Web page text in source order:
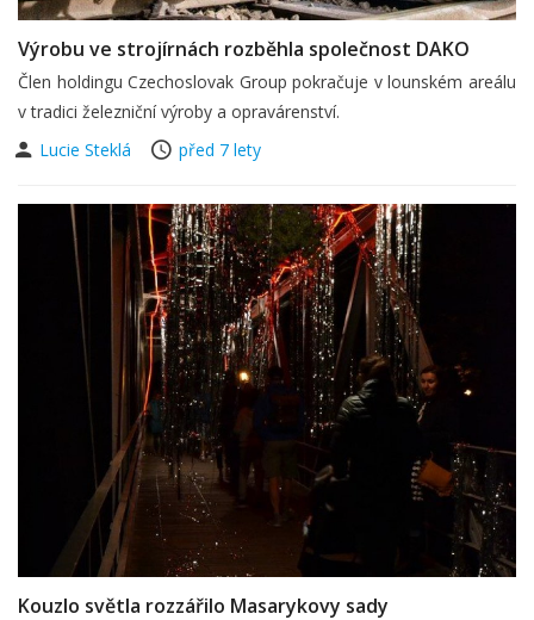
Výrobu ve strojírnách rozběhla společnost DAKO
Člen holdingu Czechoslovak Group pokračuje v lounském areálu
v tradici železniční výroby a opravárenství.
Lucie Steklá
před 7 lety
Kouzlo světla rozzářilo Masarykovy sady